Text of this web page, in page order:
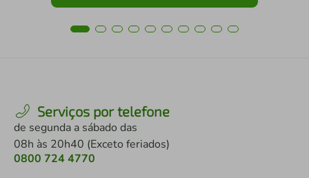
Serviços por telefone
de segunda a sábado das
08h às 20h40 (Exceto feriados)
0800 724 4770